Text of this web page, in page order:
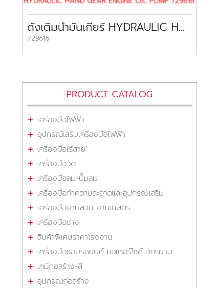
ถังเติมน้ำมันเกียร์ HYDRAULIC HAND GEAR ENGINE OIL PUMP 729616 WOKIN
729616
PRODUCT CATALOG
เครื่องมือไฟฟ้า
อุปกรณ์เสริมเครื่องมือไฟฟ้า
เครื่องมือไร้สาย
เครื่องมือวัด
เครื่องมือลม-ปั๊มลม
เครื่องมือทำความสะอาดและอุปกรณ์เสริม
เครื่องมืองานสวน-งานเกษตร
เครื่องมือช่าง
สินค้าพิเศษราคาโรงงาน
เครื่องมือซ่อมรถยนต์-มอเตอร์ไซค์-จักรยาน
เคมีก่อสร้าง-สี
อุปกรณ์ก่อสร้าง